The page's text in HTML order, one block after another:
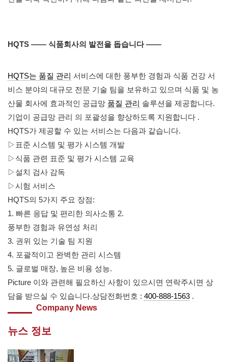
HQTS —— 식품회사의 발전을 돕습니다 ——
HQTS는 품질 관리 서비스에 대한 풍부한 경험과 식품 건강 서
비스 분야의 대규모 전문 기술 팀을 보유하고 있으며 식품 및 농
산물 회사에 효과적인 공급망 품질 관리 솔루션을 제공합니다.
기업이 공급망 관리 의 포괄성을 향상하도록 지원합니다 .
HQTS가 제공할 수 있는 서비스는 다음과 같습니다.
▷표준 시스템 및 평가 시스템 개발
▷식품 관련 표준 및 평가 시스템 교육
▷설치 검사 감독
▷시험 서비스
HQTS의 5가지 주요 장점:
1. 빠른 응답 및 편리한 의사소통 2.
풍부한 경험과 유연성 처리
3. 권위 있는 기술 팀 지원
4. 포괄적이고 완벽한 관리 시스템
5. 글로벌 매장, 높은 비용 성능.
Picture 이와 관련해 필요하신 사항이 있으시면 연락주시면 상
담을 받으실 수 있습니다.상담전화번호 : 400-888-1563 .
Company News
뉴스 정보